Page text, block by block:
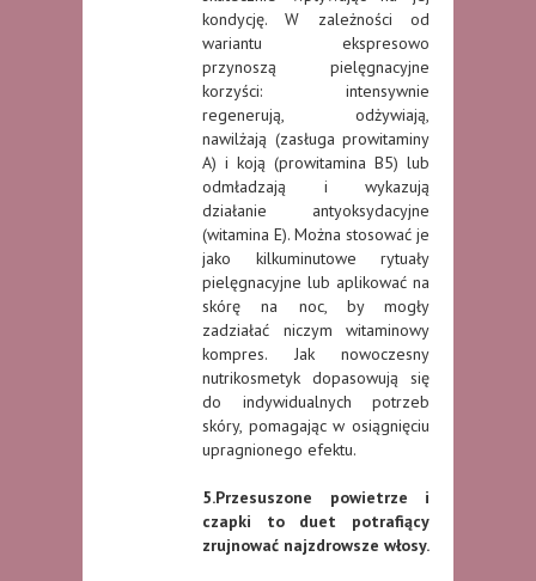
kondycję. W zależności od
wariantu ekspresowo
przynoszą pielęgnacyjne
korzyści: intensywnie
regenerują, odżywiają,
nawilżają (zasługa prowitaminy
A) i koją (prowitamina B5) lub
odmładzają i wykazują
działanie antyoksydacyjne
(witamina E). Można stosować je
jako kilkuminutowe rytuały
pielęgnacyjne lub aplikować na
skórę na noc, by mogły
zadziałać niczym witaminowy
kompres. Jak nowoczesny
nutrikosmetyk dopasowują się
do indywidualnych potrzeb
skóry, pomagając w osiągnięciu
upragnionego efektu.
5.Przesuszone powietrze i
czapki to duet potrafiący
zrujnować najzdrowsze włosy.